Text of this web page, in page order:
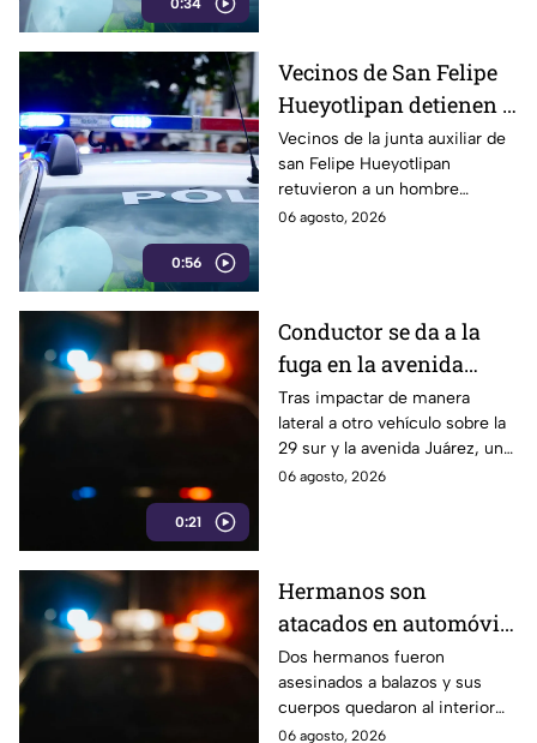
0:34
0:56
Vecinos de San Felipe
Hueyotlipan detienen a
presunto ladrón de
parroquia
Vecinos de la junta auxiliar de
san Felipe Hueyotlipan
retuvieron a un hombre
señalado presuntamente de
06 agosto, 2026
0:21
Conductor se da a la
fuga en la avenida
Juárez
Tras impactar de manera
lateral a otro vehículo sobre la
29 sur y la avenida Juárez, un
conductor presuntamente en
06 agosto, 2026
Hermanos son
atacados en automóvil
en Huixcolotla
Dos hermanos fueron
asesinados a balazos y sus
cuerpos quedaron al interior
de un automóvil en el
06 agosto, 2026